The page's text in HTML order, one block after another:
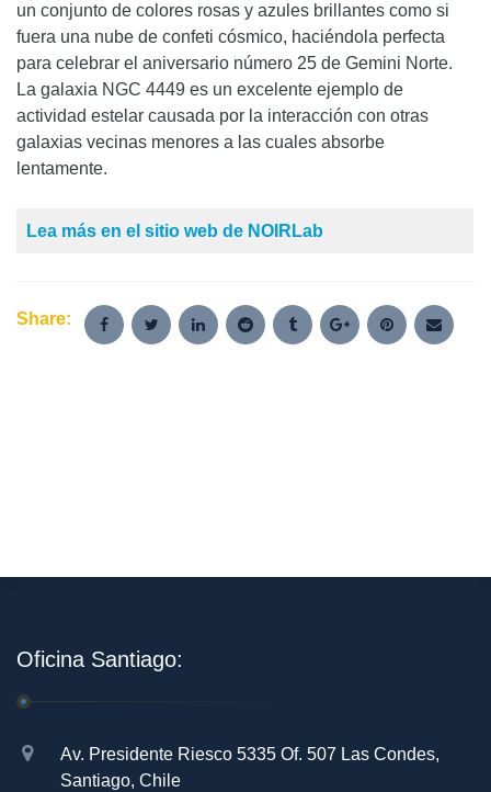
un conjunto de colores rosas y azules brillantes como si
fuera una nube de confeti cósmico, haciéndola perfecta
para celebrar el aniversario número 25 de Gemini Norte.
La galaxia NGC 4449 es un excelente ejemplo de
actividad estelar causada por la interacción con otras
galaxias vecinas menores a las cuales absorbe
lentamente.
Lea más en el sitio web de NOIRLab
Share:
Oficina Santiago:
Av. Presidente Riesco 5335 Of. 507 Las Condes,
Santiago, Chile